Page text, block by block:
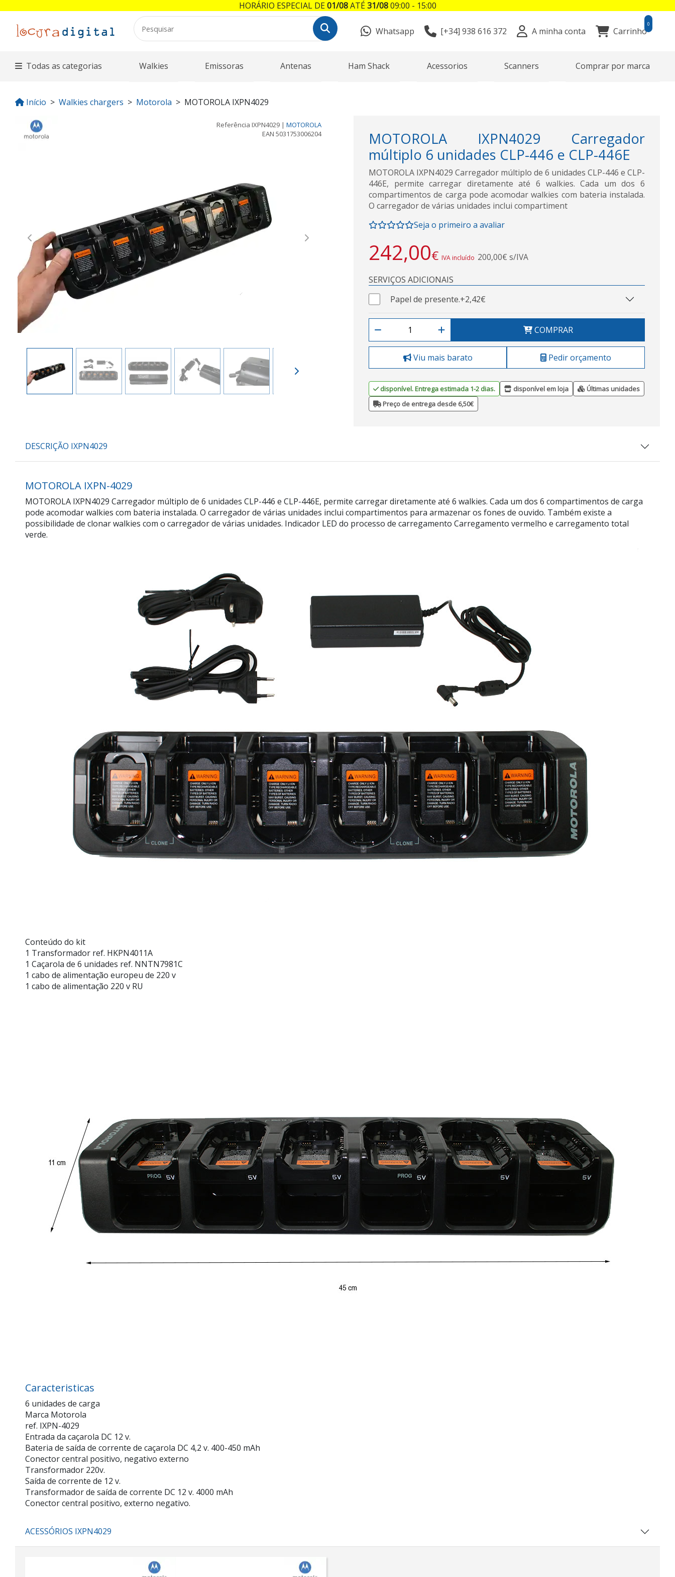
Whatsapp [+34] 938 616 372 A minha conta Carrinho
0
Todas as categorias Walkies Emissoras Antenas Ham Shack Acessorios Scanners Comprar por marca
Início Walkies chargers Motorola MOTOROLA IXPN4029
Referência IXPN4029 | MOTOROLA
EAN 5031753006204
Previous Next
MOTOROLA IXPN4029 Carregador
múltiplo 6 unidades CLP-446 e CLP-446E
MOTOROLA IXPN4029 Carregador múltiplo de 6 unidades CLP-446 e CLP-
446E, permite carregar diretamente até 6 walkies. Cada um dos 6
compartimentos de carga pode acomodar walkies com bateria instalada.
O carregador de várias unidades inclui compartiment
Seja o primeiro a avaliar
242,00€ IVA incluído 200,00€ s/IVA
SERVIÇOS ADICIONAIS
Papel de presente.+2,42€
COMPRAR
Viu mais barato Pedir orçamento
disponível. Entrega estimada 1-2 dias. disponível em loja
Últimas unidades
Preço de entrega desde 6,50€
DESCRIÇÃO IXPN4029
MOTOROLA IXPN-4029
MOTOROLA IXPN4029 Carregador múltiplo de 6 unidades CLP-446 e CLP-446E, permite carregar diretamente até 6 walkies. Cada um dos 6 compartimentos de carga
pode acomodar walkies com bateria instalada. O carregador de várias unidades inclui compartimentos para armazenar os fones de ouvido. Também existe a
possibilidade de clonar walkies com o carregador de várias unidades. Indicador LED do processo de carregamento Carregamento vermelho e carregamento total
verde.
Conteúdo do kit
1 Transformador ref. HKPN4011A
1 Caçarola de 6 unidades ref. NNTN7981C
1 cabo de alimentação europeu de 220 v
1 cabo de alimentação 220 v RU
Caracteristicas
6 unidades de carga
Marca Motorola
ref. IXPN-4029
Entrada da caçarola DC 12 v.
Bateria de saída de corrente de caçarola DC 4,2 v. 400-450 mAh
Conector central positivo, negativo externo
Transformador 220v.
Saída de corrente de 12 v.
Transformador de saída de corrente DC 12 v. 4000 mAh
Conector central positivo, externo negativo.
ACESSÓRIOS IXPN4029
HORÁRIO ESPECIAL DE01/08ATÉ31/0809:00 - 15:00